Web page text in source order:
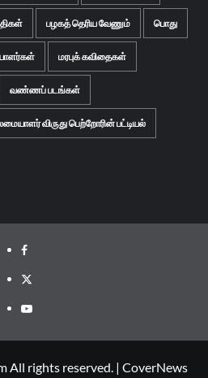
பழகத் தெரிய வேணும் பொது
மரபுக் கவிதைகள்
வண்ணப் படங்கள்
விருது பெற்றோரின் பட்டியல்
Facebook
Twitter
Youtube
All rights reserved. | CoverNews